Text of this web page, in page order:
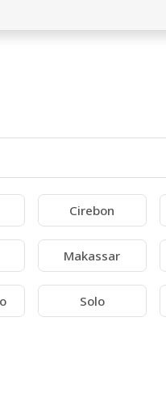
Cirebon
Makassar
Solo